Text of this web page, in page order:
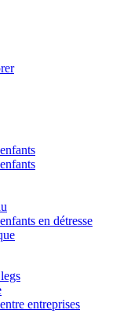
en détresse
entreprises